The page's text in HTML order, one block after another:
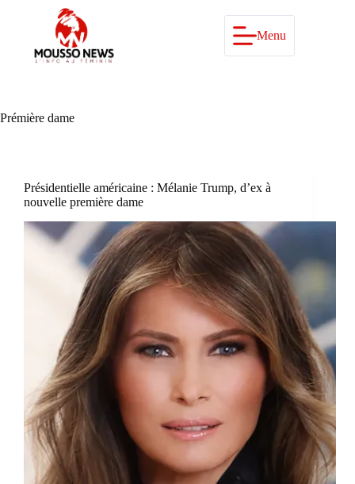
Menu
Prémière dame
Présidentielle américaine : Mélanie Trump, d’ex à
nouvelle première dame